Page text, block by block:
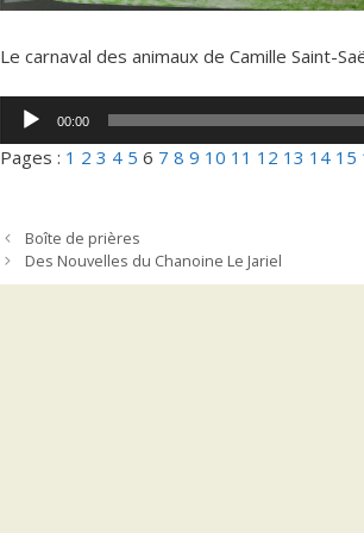
Le carnaval des animaux de Camille Saint-
Lecteur
audio
00:00
Pages : 1 2 3 4 5 6 7 8 9 10 11 12 13 14 15
Boîte de prières
Des Nouvelles du Chanoine Le Jariel